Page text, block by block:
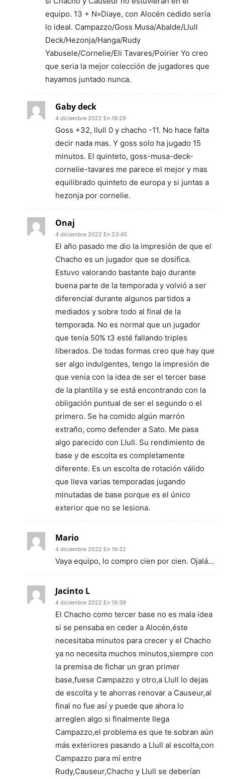
equipo. 13 + N»Diaye, con Alocén cedido sería
lo ideal. Campazzo/Goss Musa/Abalde/Llull
Deck/Hezonja/Hanga/Rudy
Yabusele/Cornelie/Eli Tavares/Poirier Yo creo
que seria la mejor colección de jugadores que
hayamos juntado nunca.
Gaby deck
4 diciembre 2022 En 19:29
Goss +32, llull 0 y chacho -11. No hace falta
decir nada mas. Y goss solo ha jugado 15
minutos. El quinteto, goss-musa-deck-
cornelie-tavares me parece el mejor y mas
equilibrado quinteto de europa y si juntas a
hezonja por cornelie.
Onaj
4 diciembre 2022 En 23:45
El año pasado me dio la impresión de que el
Chacho es un jugador que se dosifica.
Estuvo valorando bastante bajo durante
buena parte de la temporada y volvió a ser
diferencial durante algunos partidos a
mediados y sobre todo al final de la
temporada. No es normal que un jugador
que tenía 50% t3 esté fallando triples
liberados. De todas formas creo que hay que
ser algo indulgentes, tengo la impresión de
que venía con la idea de ser el tercer base
de la plantilla y se está encontrando con la
obligación puntual de ser el segundo o el
primero. Se ha comido algún marrón
extraño, como defender a Sato. Me pasa
algo parecido con Llull. Su rendimiento de
base y de escolta es completamente
diferente. Es un escolta de rotación válido
que lleva varias temporadas jugando
minutadas de base porque es el único
exterior que no se lesiona.
Mario
4 diciembre 2022 En 19:32
Vaya equipo, lo compro cien por cien. Ojalá…
Jacinto L
4 diciembre 2022 En 19:39
El Chacho como tercer base no es mala idea
si se pensaba en ceder a Alocén,éste
necesitaba minutos para crecer y el Chacho
ya no necesita muchos minutos,siempre con
la premisa de fichar un gran primer
base,fuese Campazzo y otro,a Llull lo dejas
de escolta y te ahorras renovar a Causeur,al
final no fue así y puede que ahora lo
arreglen algo si finalmente llega
Campazzo,el problema es que te sobran aún
más exteriores pasando a Llull al escolta,con
Campazzo para mí entre
Rudy,Causeur,Chacho y Llull se deberían